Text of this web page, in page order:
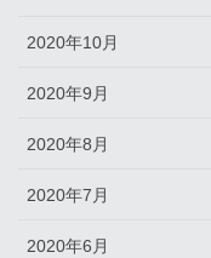
2020年10月
2020年9月
2020年8月
2020年7月
2020年6月